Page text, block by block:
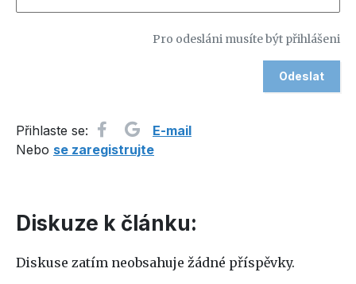
Pro odesláni musíte být přihlášeni
Přihlaste se:
E-mail
Nebo se zaregistrujte
Diskuze k článku:
Diskuse zatím neobsahuje žádné příspěvky.